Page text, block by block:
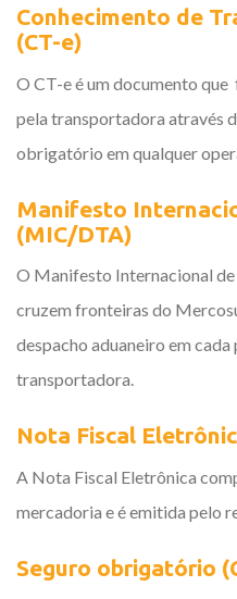
Conhecimento de
(CT-e)
O CT-e é um documento
pela transportadora através
obrigatório em qualquer
Manifesto
(MIC/DTA)
O Manifesto Internacional
cruzem fronteiras do
despacho aduaneiro em cada
transportadora.
Nota Fiscal
A Nota Fiscal Eletrônica
mercadoria e é emitida pelo
Seguro obrigatório